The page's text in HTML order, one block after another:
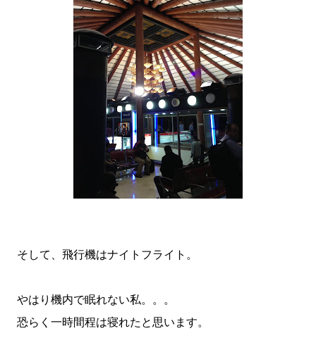
そして、飛行機はナイトフライト。
やはり機内で眠れない私。。。
恐らく一時間程は寝れたと思います。